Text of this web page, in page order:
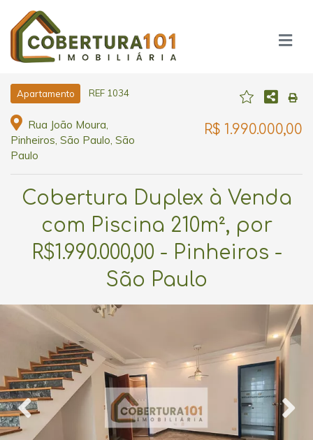
Apartamento REF 1034
Rua João Moura,
Pinheiros, São Paulo, São
Paulo
R$ 1.990.000,00
Cobertura Duplex à Venda
com Piscina 210m², por
R$1.990.000,00 - Pinheiros -
São Paulo